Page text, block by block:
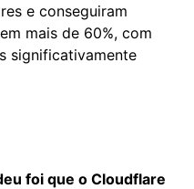
e conseguiram
mais de 60%, com
significativamente
foi que o Cloudflare